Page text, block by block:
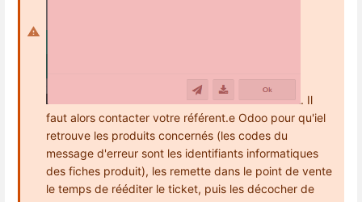
. Il
faut alors contacter votre référent.e Odoo pour qu'iel
retrouve les produits concernés (les codes du
message d'erreur sont les identifiants informatiques
des fiches produit), les remette dans le point de vente
le temps de rééditer le ticket, puis les décocher de